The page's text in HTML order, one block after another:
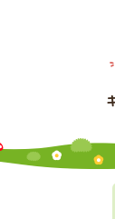
ス
キ
ン
に